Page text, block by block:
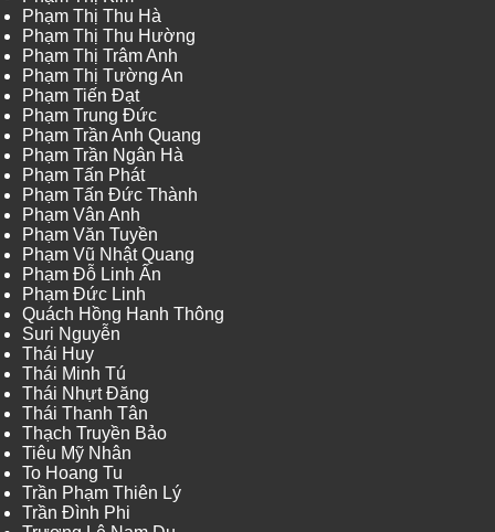
Phạm Thị Thu Hà
Phạm Thị Thu Hường
Phạm Thị Trâm Anh
Phạm Thị Tường An
Phạm Tiến Đạt
Phạm Trung Đức
Phạm Trần Anh Quang
Phạm Trần Ngân Hà
Phạm Tấn Phát
Phạm Tấn Đức Thành
Phạm Vân Anh
Phạm Văn Tuyền
Phạm Vũ Nhật Quang
Phạm Đỗ Linh Ấn
Phạm Đức Linh
Quách Hồng Hanh Thông
Suri Nguyễn
Thái Huy
Thái Minh Tú
Thái Nhựt Đăng
Thái Thanh Tân
Thạch Truyền Bảo
Tiêu Mỹ Nhân
To Hoang Tu
Trần Phạm Thiên Lý
Trần Đình Phi